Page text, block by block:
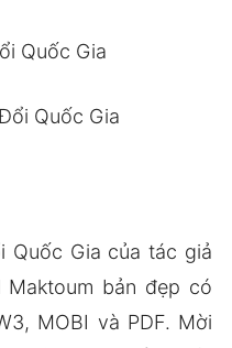
Quốc Gia
Quốc Gia
Quốc Gia của tác giả
Maktoum bản đẹp có
MOBI và PDF. Mời